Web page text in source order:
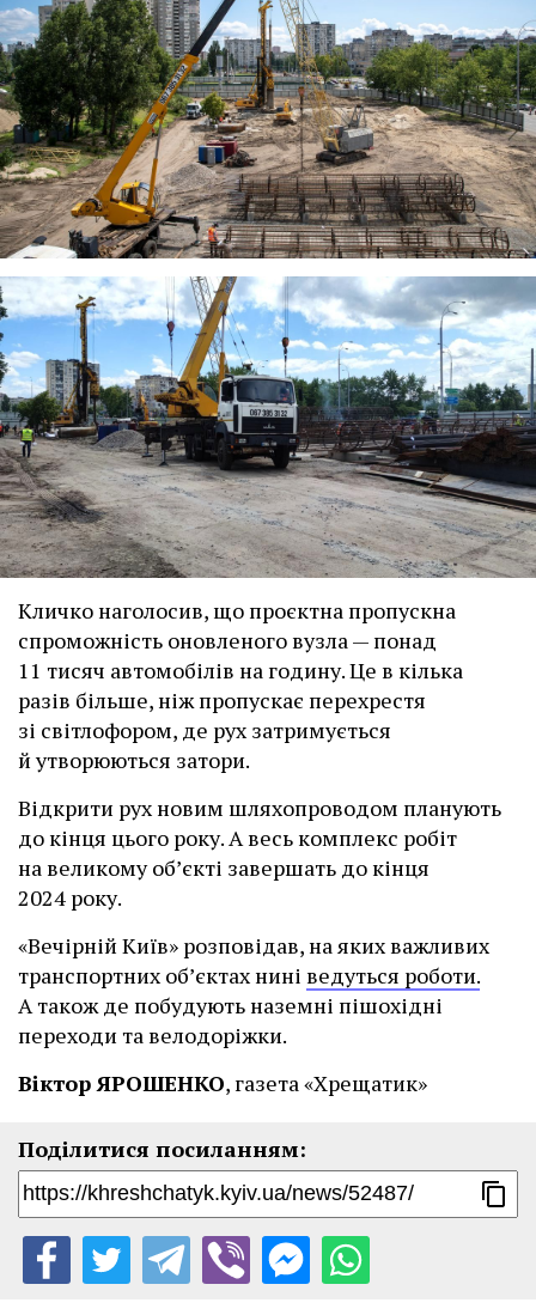
Кличко наголосив, що проєктна пропускна
спроможність оновленого вузла — понад
11 тисяч автомобілів на годину. Це в кілька
разів більше, ніж пропускає перехрестя
зі світлофором, де рух затримується
й утворюються затори.
Відкрити рух новим шляхопроводом планують
до кінця цього року. А весь комплекс робіт
на великому об’єкті завершать до кінця
2024 року.
«Вечірній Київ» розповідав, на яких важливих
транспортних об’єктах нині ведуться роботи.
А також де побудують наземні пішохідні
переходи та велодоріжки.
Віктор ЯРОШЕНКО, газета «Хрещатик»